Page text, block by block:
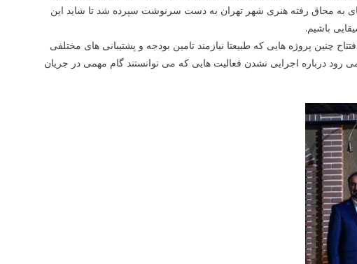
های به محاق رفته هنری شهر تهران به دست سرنوشت سپرده شد تا شاید این
باشیم.
چنین پروژه هایی که طبیعتا نیازمند تامین بودجه و پشتیبانی های مختلفی
رود درباره اجرایی نشدن فعالیت هایی که می توانستند گام مهمی در جریان